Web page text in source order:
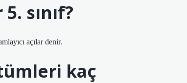
sınıf?
açılar denir.
kaç